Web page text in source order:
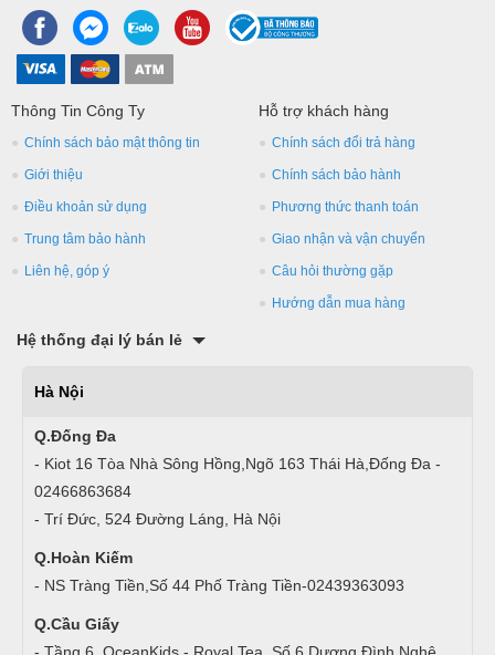
Thông Tin Công Ty
Chính sách bảo mật thông tin
Giới thiệu
Điều khoản sử dụng
Trung tâm bảo hành
Liên hệ, góp ý
Hỗ trợ khách hàng
Chính sách đổi trả hàng
Chính sách bảo hành
Phương thức thanh toán
Giao nhận và vận chuyển
Câu hỏi thường gặp
Hướng dẫn mua hàng
Hệ thống đại lý bán lẻ
Hà Nội
Q.Đống Đa
- Kiot 16 Tòa Nhà Sông Hồng,Ngõ 163 Thái Hà,Đống Đa -
02466863684
- Trí Đức, 524 Đường Láng, Hà Nội
Q.Hoàn Kiếm
- NS Tràng Tiền,Số 44 Phố Tràng Tiền-02439363093
Q.Cầu Giấy